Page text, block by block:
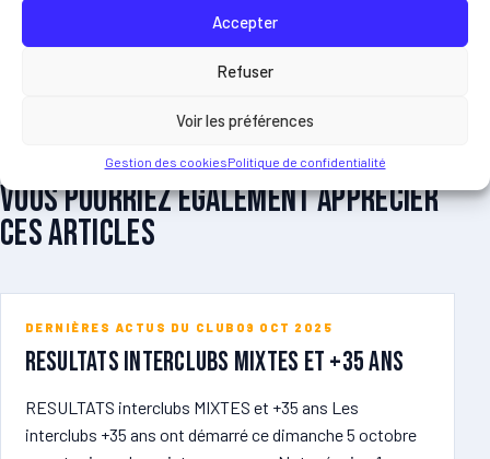
Accepter
Refuser
Voir les préférences
Gestion des cookiesPolitique de confidentialité
Vous pourriez egalement apprecier
ces articles
DERNIÈRES ACTUS DU CLUB 09 OCT 2025
RESULTATS Interclubs MIXTES et +35 ans
RESULTATS interclubs MIXTES et +35 ans Les
interclubs +35 ans ont démarré ce dimanche 5 octobre